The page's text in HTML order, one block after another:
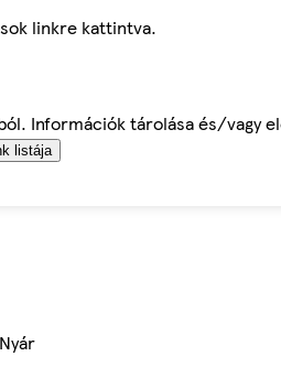
linkre kattintva.
Információk tárolása és/
listája
Nyár